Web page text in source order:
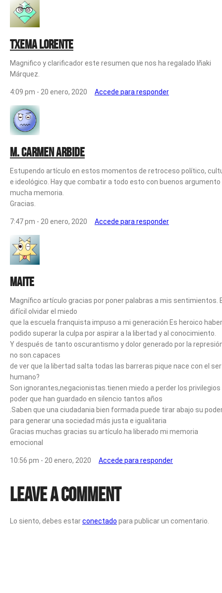
Txema Lorente
Magnifico y clarificador este resumen que nos ha regalado Iñaki
Márquez.
4:09 pm - 20 enero, 2020 Accede para responder
M. CARMEN ARBIDE
Estupendo artículo en estos momentos de retroceso político,
e ideológico. Hay que combatir a todo esto con buenos argumento
mucha memoria.
Gracias.
7:47 pm - 20 enero, 2020 Accede para responder
Maite
Magnífico artículo gracias por poner palabras a mis sentimientos.
difícil olvidar el miedo
que la escuela franquista impuso a mi generación Es heroico haber
podido superar la culpa por aspirar a la libertad y al conocimiento.
Y después de tanto oscurantismo y dolor generado por la
no son.capaces
de ver que la libertad salta todas las barreras pique nace con el ser
humano?
Son ignorantes,negacionistas.tienen miedo a perder los privilegios
poder que han guardado en silencio tantos años
.Saben que una ciudadania bien formada puede tirar abajo su
para generar una sociedad más justa e igualitaria
Gracias muchas gracias su artículo.ha liberado mi memoria
emocional
10:56 pm - 20 enero, 2020 Accede para responder
Leave a Comment
Lo siento, debes estarconectado para publicar un comentario.